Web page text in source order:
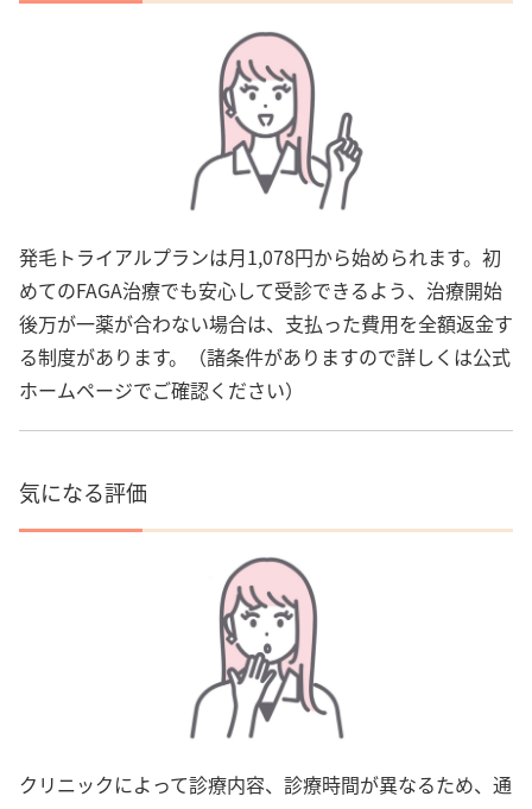
発毛トライアルプランは月1,078円から始められます。初
めてのFAGA治療でも安心して受診できるよう、治療開始
後万が一薬が合わない場合は、支払った費用を全額返金す
る制度があります。（諸条件がありますので詳しくは公式
ホームページでご確認ください）
気になる評価
クリニックによって診療内容、診療時間が異なるため、通